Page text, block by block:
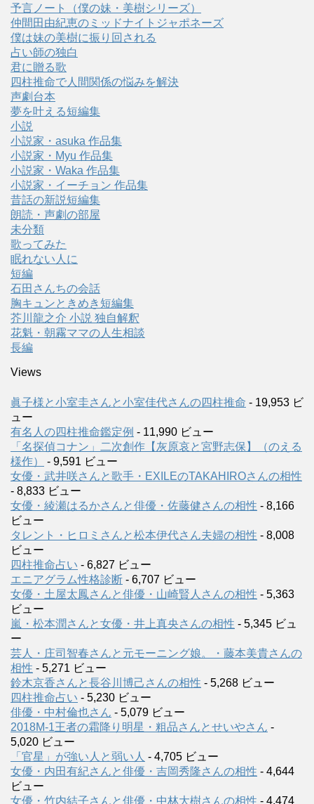
予言ノート（僕の妹・美樹シリーズ）
仲間田由紀恵のミッドナイトジャポネーズ
僕は妹の美樹に振り回される
占い師の独白
君に贈る歌
四柱推命で人間関係の悩みを解決
声劇台本
夢を叶える短編集
小説
小説家・asuka 作品集
小説家・Myu 作品集
小説家・Waka 作品集
小説家・イーチョン 作品集
昔話の新説短編集
朗読・声劇の部屋
未分類
歌ってみた
眠れない人に
短編
石田さんちの会話
胸キュンときめき短編集
芥川龍之介 小説 独自解釈
花魁・朝霧ママの人生相談
長編
Views
眞子様と小室圭さんと小室佳代さんの四柱推命 - 19,953 ビ
ュー
有名人の四柱推命鑑定例 - 11,990 ビュー
「名探偵コナン」二次創作【灰原哀と宮野志保】（のえる
様作）
- 9,591 ビュー
女優・武井咲さんと歌手・EXILEのTAKAHIROさんの相性
- 8,833 ビュー
女優・綾瀬はるかさんと俳優・佐藤健さんの相性 - 8,166
ビュー
タレント・ヒロミさんと松本伊代さん夫婦の相性 - 8,008
ビュー
四柱推命占い - 6,827 ビュー
エニアグラム性格診断 - 6,707 ビュー
女優・土屋太鳳さんと俳優・山崎賢人さんの相性 - 5,363
ビュー
嵐・松本潤さんと女優・井上真央さんの相性 - 5,345 ビュ
ー
芸人・庄司智春さんと元モーニング娘。・藤本美貴さんの
相性 - 5,271 ビュー
鈴木京香さんと長谷川博己さんの相性 - 5,268 ビュー
四柱推命占い - 5,230 ビュー
俳優・中村倫也さん - 5,079 ビュー
2018M-1王者の霜降り明星・粗品さんとせいやさん -
5,020 ビュー
「官星」が強い人と弱い人 - 4,705 ビュー
女優・内田有紀さんと俳優・吉岡秀隆さんの相性 - 4,644
ビュー
女優・竹内結子さんと俳優・中林大樹さんの相性 - 4,474